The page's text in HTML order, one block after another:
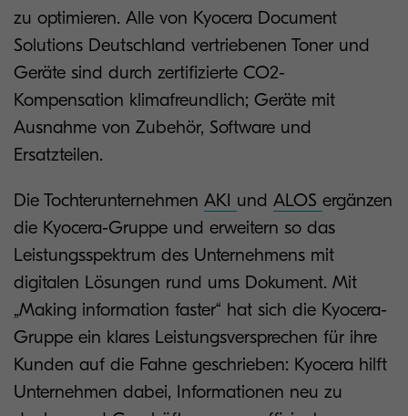
zu optimieren. Alle von Kyocera Document
Solutions Deutschland vertriebenen Toner und
Geräte sind durch zertifizierte CO2-
Kompensation klimafreundlich; Geräte mit
Ausnahme von Zubehör, Software und
Ersatzteilen.
Die Tochterunternehmen AKI und ALOS ergänzen
die Kyocera-Gruppe und erweitern so das
Leistungsspektrum des Unternehmens mit
digitalen Lösungen rund ums Dokument. Mit
„Making information faster“ hat sich die Kyocera-
Gruppe ein klares Leistungsversprechen für ihre
Kunden auf die Fahne geschrieben: Kyocera hilft
Unternehmen dabei, Informationen neu zu